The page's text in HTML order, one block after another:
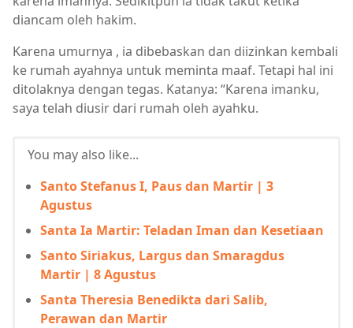
diancam oleh hakim.
Karena umurnya , ia dibebaskan dan diizinkan kembali
ke rumah ayahnya untuk meminta maaf. Tetapi hal ini
ditolaknya dengan tegas. Katanya: “Karena imanku,
saya telah diusir dari rumah oleh ayahku.
You may also like...
Santo Stefanus I, Paus dan Martir | 3
Agustus
Santa Ia Martir: Teladan Iman dan Kesetiaan
Santo Siriakus, Largus dan Smaragdus
Martir | 8 Agustus
Santa Theresia Benedikta dari Salib,
Perawan dan Martir